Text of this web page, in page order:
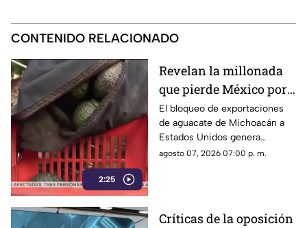
CONTENIDO RELACIONADO
2:25
Revelan la millonada
que pierde México por
el bloqueo de Estados
Unidos al aguacate de
Michoacán
El bloqueo de exportaciones
de aguacate de Michoacán a
Estados Unidos genera
pérdidas millonarias.
agosto 07, 2026 07:00 p. m.
Críticas de la oposición